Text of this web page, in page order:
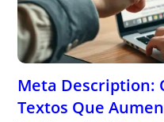
Meta Description:
Textos Que